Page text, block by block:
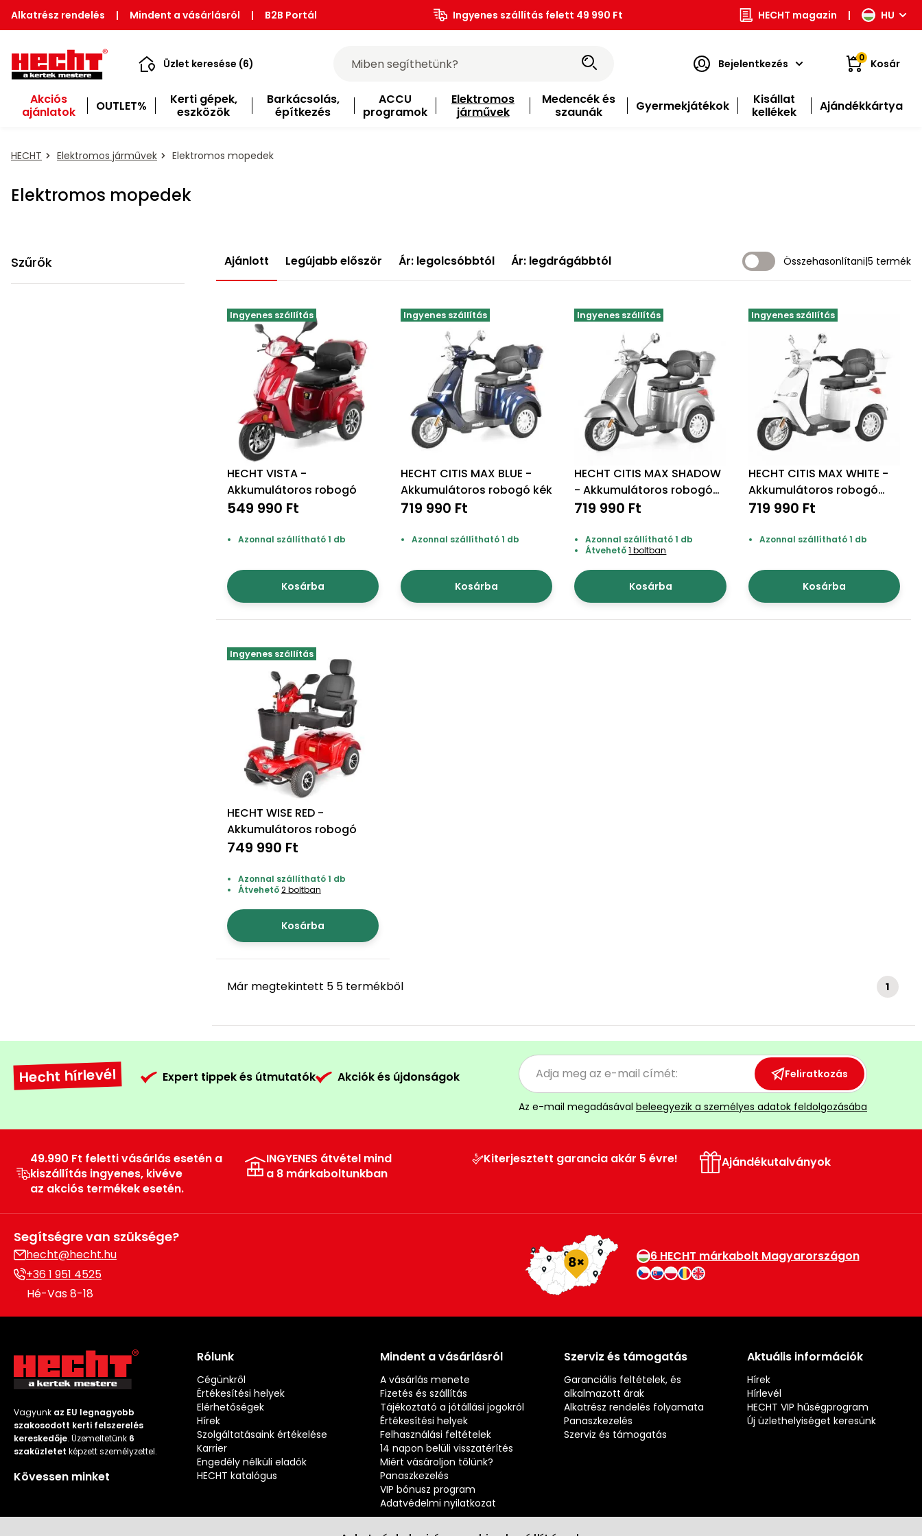
Alkatrész rendelés | Mindent a vásárlásról | B2B Portál Ingyenes szállítás felett 49 990 Ft HECHT magazin | HU
Üzlet keresése (6) Bejelentkezés 0 Kosár
Akciós
ajánlatok
OUTLET%
Kerti gépek,
eszközök
Barkácsolás,
építkezés
ACCU
programok
Elektromos
járművek
Medencék és
szaunák
Gyermekjátékok
Kisállat
kellékek
Ajándékkártya
HECHT Elektromos járművek Elektromos mopedek
Elektromos mopedek
Szűrők Ajánlott Legújabb először Ár: legolcsóbbtól Ár: legdrágábbtól Összehasonlítani|5 termék
Ingyenes szállítás
HECHT VISTA -
Akkumulátoros robogó
549 990 Ft
Azonnal szállítható 1 db
Kosárba
Ingyenes szállítás
HECHT CITIS MAX BLUE -
Akkumulátoros robogó kék
719 990 Ft
Azonnal szállítható 1 db
Kosárba
Ingyenes szállítás
HECHT CITIS MAX SHADOW
- Akkumulátoros robogó
ezüstmetál
719 990 Ft
Azonnal szállítható 1 db
Átvehető1 boltban
Kosárba
Ingyenes szállítás
HECHT CITIS MAX WHITE -
Akkumulátoros robogó
metálfehér
719 990 Ft
Azonnal szállítható 1 db
Kosárba
Ingyenes szállítás
HECHT WISE RED -
Akkumulátoros robogó
749 990 Ft
Azonnal szállítható 1 db
Átvehető2 boltban
Kosárba
Már megtekintett 5 5 termékből 1
Hecht hírlevél Expert tippek és útmutatók Akciók és újdonságok Feliratkozás
Az e-mail megadásával beleegyezik a személyes adatok feldolgozásába
49.990 Ft feletti vásárlás esetén a
kiszállítás ingyenes, kivéve
az akciós termékek esetén.
INGYENES átvétel mind
a 8 márkaboltunkban
Kiterjesztett garancia akár 5 évre! Ajándékutalványok
Segítségre van szüksége?
hecht@hecht.hu
+36 1 951 4525
Hé-Vas 8-18
6 HECHT márkabolt Magyarországon
Vagyunk az EU legnagyobb
szakosodott kerti felszerelés
kereskedője. Üzemeltetünk 6
szaküzletet képzett személyzettel.
Kövessen minket
Rólunk
Cégünkről
Értékesítési helyek
Elérhetőségek
Hírek
Szolgáltatásaink értékelése
Karrier
Engedély nélküli eladók
HECHT katalógus
Mindent a vásárlásról
A vásárlás menete
Fizetés és szállítás
Tájékoztató a jótállási jogokról
Értékesítési helyek
Felhasználási feltételek
14 napon belüli visszatérítés
Miért vásároljon tőlünk?
Panaszkezelés
VIP bónusz program
Adatvédelmi nyilatkozat
Szerviz és támogatás
Garanciális feltételek, és
alkalmazott árak
Alkatrész rendelés folyamata
Panaszkezelés
Szerviz és támogatás
Aktuális információk
Hírek
Hírlevél
HECHT VIP hűségprogram
Új üzlethelyiséget keresünk